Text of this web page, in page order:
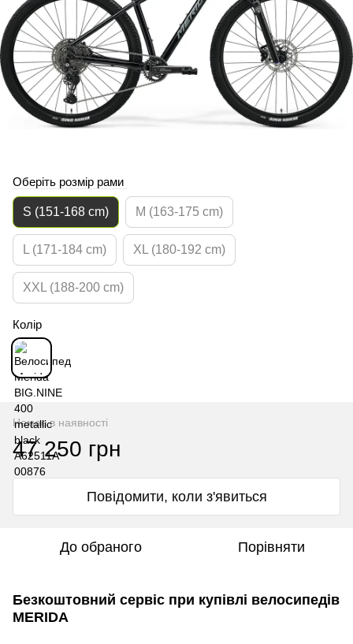
Оберіть розмір рами
S (151-168 cm) M (163-175 cm)
L (171-184 cm) XL (180-192 cm)
XXL (188-200 cm)
Колір
Немає в наявності
47 250 грн
Повідомити, коли з'явиться
До обраного Порівняти
Безкоштовний сервіс при купівлі велосипедів
MERIDA